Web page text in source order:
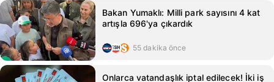
Bakan Yumaklı: Milli park sayısını 4 kat
artışla 696'ya çıkardık
55 dakika önce
Onlarca vatandaşlık iptal edilecek! İki iş